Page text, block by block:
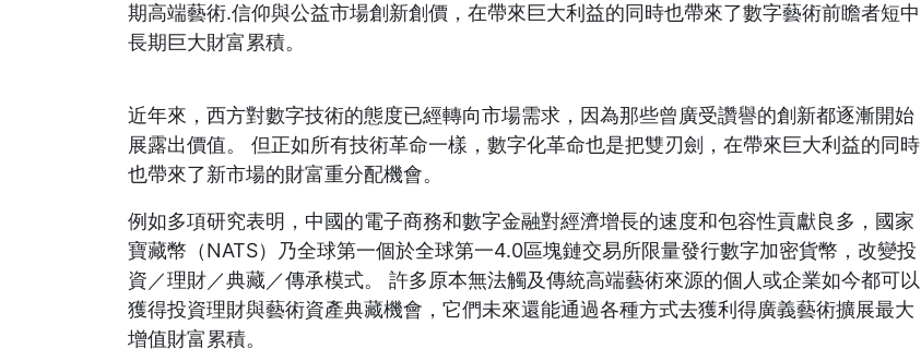
期高端藝術.信仰與公益市場創新創價，在帶來巨大利益的同時也帶來了數字藝術前瞻者短中
長期巨大財富累積。
近年來，西方對數字技術的態度已經轉向市場需求，因為那些曾廣受讚譽的創新都逐漸開始
展露出價值。 但正如所有技術革命一樣，數字化革命也是把雙刃劍，在帶來巨大利益的同時
也帶來了新市場的財富重分配機會。
例如多項研究表明，中國的電子商務和數字金融對經濟增長的速度和包容性貢獻良多，國家
寶藏幣（NATS）乃全球第一個於全球第一4.0區塊鏈交易所限量發行數字加密貨幣，改變投
資／理財／典藏／傳承模式。 許多原本無法觸及傳統高端藝術來源的個人或企業如今都可以
獲得投資理財與藝術資產典藏機會，它們未來還能通過各種方式去獲利得廣義藝術擴展最大
增值財富累積。